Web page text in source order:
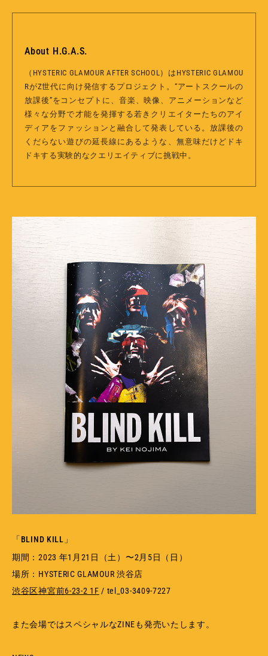
About H.G.A.S.
（HYSTERIC GLAMOUR AFTER SCHOOL）はHYSTERIC GLAMOU
RがZ世代に向け発信するプロジェクト。“アートスクールの
放課後”をコンセプトに、音楽、映像、アニメーションなど
様々な分野で才能を発揮する若きクリエイターたちのアイ
ディアをファッションと融合して発表している。放課後の
くだらない遊びの延長線にあるような、無意味だけどドキ
ドキする実験的なクエリエイティブに挑戦中。
「BLIND KILL」
期間：2023 年1月21日（土）〜2月5日（日）
場所：HYSTERIC GLAMOUR 渋谷店
渋谷区神宮前6-23-2 1F / tel_03-3409-7227
また会場ではスペシャルなZINEも発売いたします。